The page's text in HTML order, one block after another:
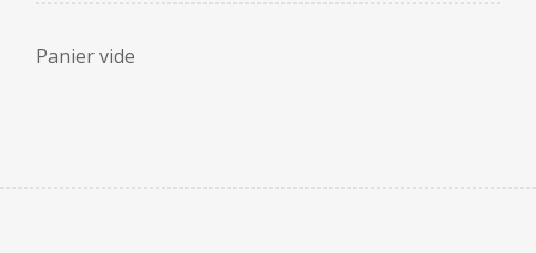
Panier vide